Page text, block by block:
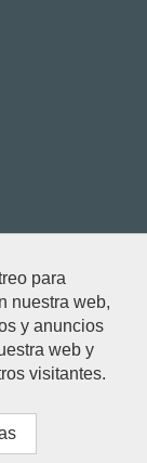
para
nuestra web,
y anuncios
web y
visitantes.